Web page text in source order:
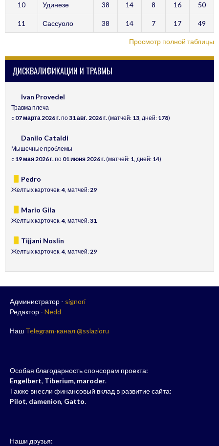
10 Удинезе 38 14 8 16 50
11 Сассуоло 38 14 7 17 49
Просмотр полной таблицы
ДИСКВАЛИФИКАЦИИ И ТРАВМЫ
Ivan Provedel
Травма плеча
c 07 марта 2026 г.по31 авг. 2026 г.(матчей: 13, дней: 178)
Danilo Cataldi
Мышечные проблемы
c 19 мая 2026 г.по 01 июня 2026 г.(матчей: 1, дней: 14)
Pedro
Желтых карточек:4, матчей:29
Mario Gila
Желтых карточек:4, матчей:31
Tijjani Noslin
Желтых карточек:4, матчей:29
Администратор - signori
Редактор - Nedd
Наш Telegram-канал @sslazioru
Особая благодарность спонсорам проекта:
Engelbert, Tiberium, maroder.
Также внесли финансовый вклад в развитие сайта:
Pilot, damenion, Gatto.
Наши друзья: